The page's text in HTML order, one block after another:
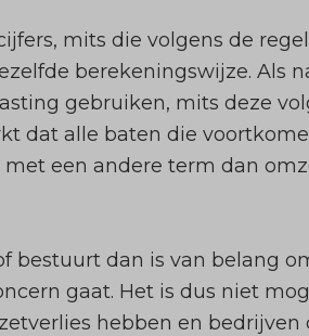
mits die volgens de
berekeningswijze. Als
gebruiken, mits deze
dat alle baten die
een andere term dan
bestuurt dan is van belang
gaat. Het is dus niet
hebben en